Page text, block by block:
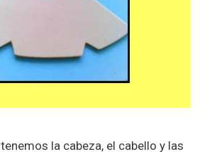
la cabeza, el cabello y las